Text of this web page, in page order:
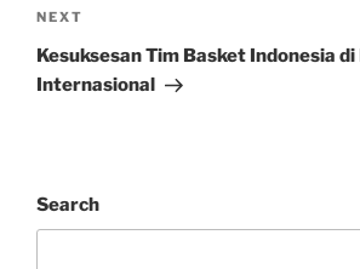
Next
Post
NEXT
Kesuksesan Tim Basket Indonesia di
Internasional
Search